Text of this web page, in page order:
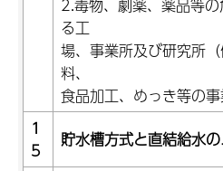
2.毒物、劇薬、薬品等
る工
場、事業所及び研究所
料、
食品加工、めっき等の事
1
5
貯水槽方式と直結給水